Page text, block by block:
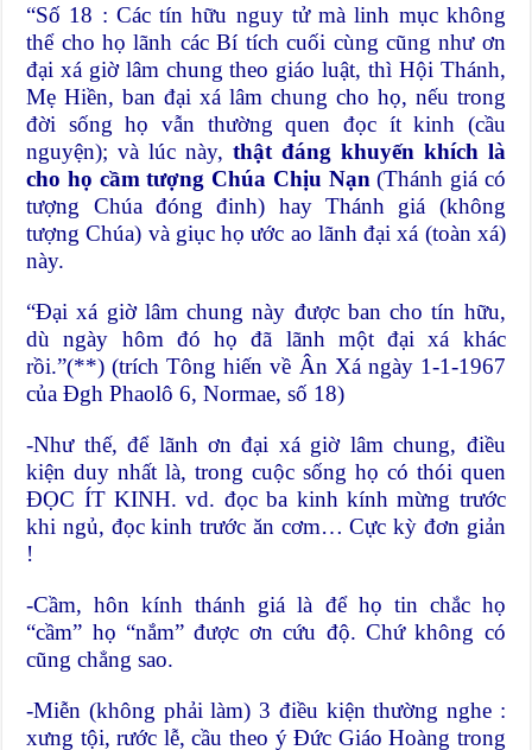
“Số 18 : Các tín hữu nguy tử mà linh mục không
thể cho họ lãnh các Bí tích cuối cùng cũng như ơn
đại xá giờ lâm chung theo giáo luật, thì Hội Thánh,
Mẹ Hiền, ban đại xá lâm chung cho họ, nếu trong
đời sống họ vẫn thường quen đọc ít kinh (cầu
nguyện); và lúc này, thật đáng khuyến khích là
cho họ cầm tượng Chúa Chịu Nạn (Thánh giá có
tượng Chúa đóng đinh) hay Thánh giá (không
tượng Chúa) và giục họ ước ao lãnh đại xá (toàn xá)
này.
“Đại xá giờ lâm chung này được ban cho tín hữu,
dù ngày hôm đó họ đã lãnh một đại xá khác
rồi.”(**) (trích Tông hiến về Ân Xá ngày 1-1-1967
của Đgh Phaolô 6, Normae, số 18)
-Như thế, để lãnh ơn đại xá giờ lâm chung, điều
kiện duy nhất là, trong cuộc sống họ có thói quen
ĐỌC ÍT KINH. vd. đọc ba kinh kính mừng trước
khi ngủ, đọc kinh trước ăn cơm… Cực kỳ đơn giản
!
-Cầm, hôn kính thánh giá là để họ tin chắc họ
“cầm” họ “nắm” được ơn cứu độ. Chứ không có
cũng chẳng sao.
-Miễn (không phải làm) 3 điều kiện thường nghe :
xưng tội, rước lễ, cầu theo ý Đức Giáo Hoàng trong